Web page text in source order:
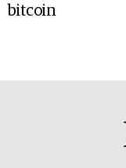
bitcoin